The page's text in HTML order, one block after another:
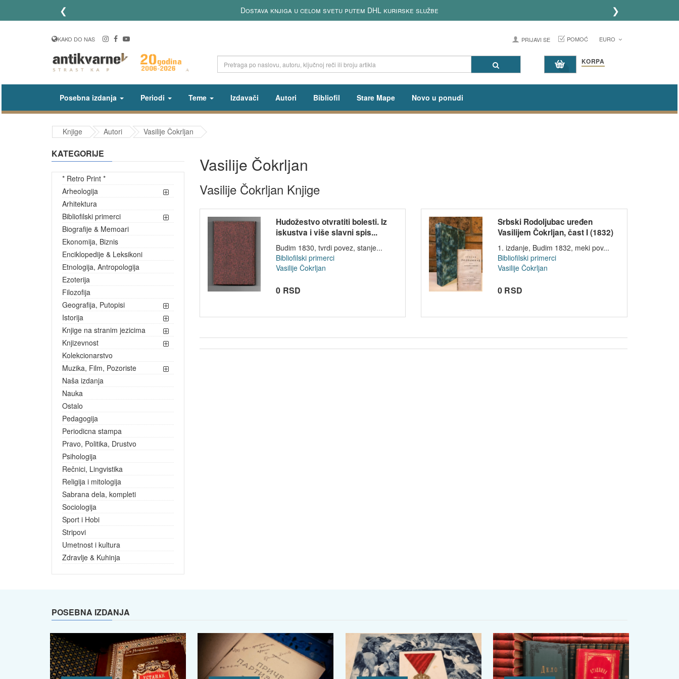
❮ Dostava knjiga u celom svetu putem DHL kurirske službe ❯
KAKO DO NAS PRIJAVI SE POMOĆ EURO
KORPA
Posebna izdanja Periodi Teme Izdavači Autori Bibliofil Stare Mape Novo u ponudi
Knjige Autori Vasilije Čokrljan
KATEGORIJE
* Retro Print *
Arheologija
Arhitektura
Bibliofilski primerci
Biografije & Memoari
Ekonomija, Biznis
Enciklopedije & Leksikoni
Etnologija, Antropologija
Ezoterija
Filozofija
Geografija, Putopisi
Istorija
Knjige na stranim jezicima
Knjizevnost
Kolekcionarstvo
Muzika, Film, Pozoriste
Naša izdanja
Nauka
Ostalo
Pedagogija
Periodicna stampa
Pravo, Politika, Drustvo
Psihologija
Rečnici, Lingvistika
Religija i mitologija
Sabrana dela, kompleti
Sociologija
Sport i Hobi
Stripovi
Umetnost i kultura
Zdravlje & Kuhinja
Vasilije Čokrljan
Vasilije Čokrljan Knjige
Hudožestvo otvratiti bolesti. Iz
iskustva i više slavni spis...
Budim 1830, tvrdi povez, stanje...
Bibliofilski primerci
Vasilije Čokrljan
0 RSD
Srbski Rodoljubac uređen
Vasilijem Čokrljan, čast I (1832)
1. izdanje, Budim 1832, meki pov...
Bibliofilski primerci
Vasilije Čokrljan
0 RSD
POSEBNA IZDANJA